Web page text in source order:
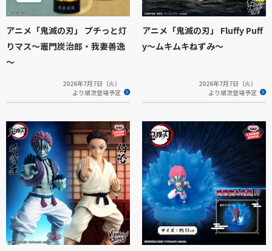
アニメ「鬼滅の刃」 プチっと灯
りマス～竈門炭治郎・我妻善逸
～
2026年7月7日（火）
より順次登場予定
アニメ「鬼滅の刃」 Fluffy Puff
y～ムキムキねずみ～
2026年7月7日（火）
より順次登場予定